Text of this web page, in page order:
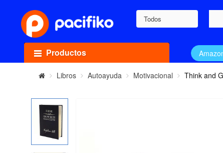
Todos
Productos
Libros Autoayuda Motivacional Think and